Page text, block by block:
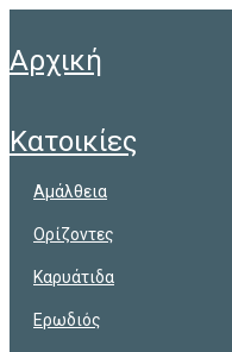
αρχική
κατοικίες
αμάλθεια
ορίζοντες
καρυάτιδα
ερωδιός